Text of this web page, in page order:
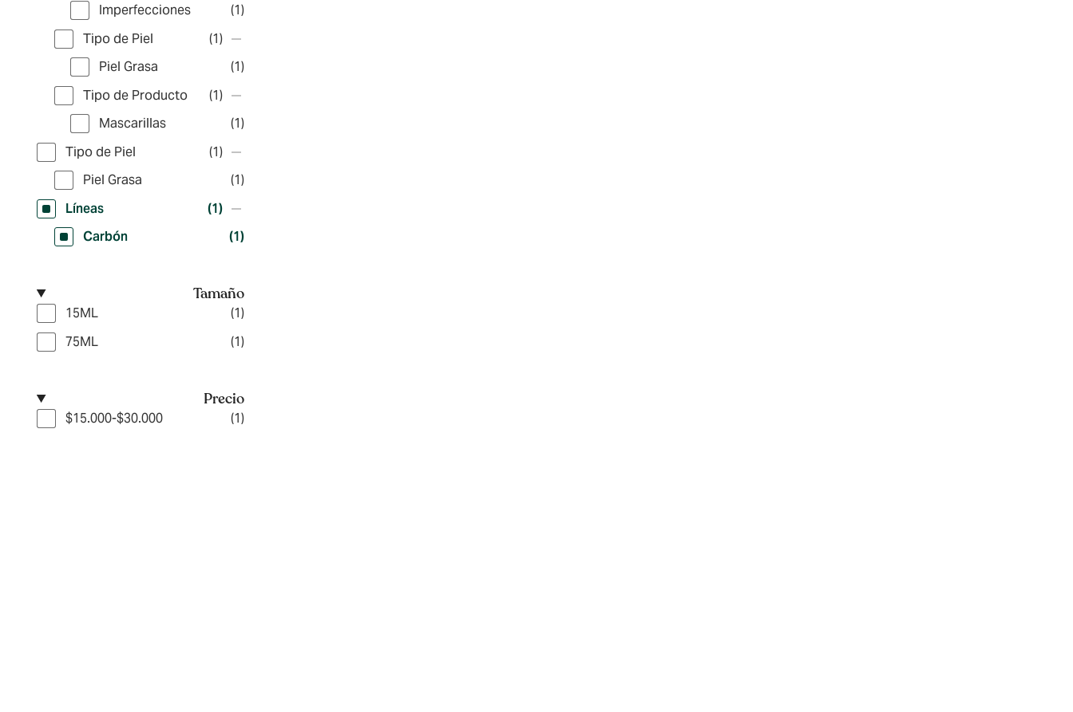
Imperfecciones
(1)
Tipo de Piel
(1)
Piel Grasa
(1)
Tipo de Producto
(1)
Mascarillas
(1)
Tipo de Piel
(1)
Piel Grasa
(1)
Líneas
(1)
Carbón
(1)
Tamaño
15ML
(1)
75ML
(1)
Precio
$15.000-$30.000 (1)